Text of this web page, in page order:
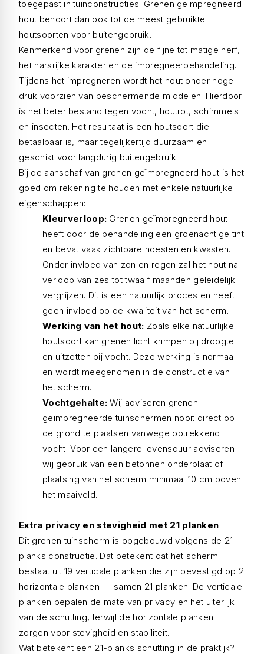
toegepast in tuinconstructies. Grenen geïmpregneerd
hout behoort dan ook tot de meest gebruikte
houtsoorten voor buitengebruik.
Kenmerkend voor grenen zijn de fijne tot matige nerf,
het harsrijke karakter en de impregneerbehandeling.
Tijdens het impregneren wordt het hout onder hoge
druk voorzien van beschermende middelen. Hierdoor
is het beter bestand tegen vocht, houtrot, schimmels
en insecten. Het resultaat is een houtsoort die
betaalbaar is, maar tegelijkertijd duurzaam en
geschikt voor langdurig buitengebruik.
Bij de aanschaf van grenen geïmpregneerd hout is het
goed om rekening te houden met enkele natuurlijke
eigenschappen:
Kleurverloop: Grenen geïmpregneerd hout
heeft door de behandeling een groenachtige tint
en bevat vaak zichtbare noesten en kwasten.
Onder invloed van zon en regen zal het hout na
verloop van zes tot twaalf maanden geleidelijk
vergrijzen. Dit is een natuurlijk proces en heeft
geen invloed op de kwaliteit van het scherm.
Werking van het hout: Zoals elke natuurlijke
houtsoort kan grenen licht krimpen bij droogte
en uitzetten bij vocht. Deze werking is normaal
en wordt meegenomen in de constructie van
het scherm.
Vochtgehalte: Wij adviseren grenen
geïmpregneerde tuinschermen nooit direct op
de grond te plaatsen vanwege optrekkend
vocht. Voor een langere levensduur adviseren
wij gebruik van een betonnen onderplaat of
plaatsing van het scherm minimaal 10 cm boven
het maaiveld.
Extra privacy en stevigheid met 21 planken
Dit grenen tuinscherm is opgebouwd volgens de 21-
planks constructie. Dat betekent dat het scherm
bestaat uit 19 verticale planken die zijn bevestigd op 2
horizontale planken — samen 21 planken. De verticale
planken bepalen de mate van privacy en het uiterlijk
van de schutting, terwijl de horizontale planken
zorgen voor stevigheid en stabiliteit.
Wat betekent een 21-planks schutting in de praktijk?